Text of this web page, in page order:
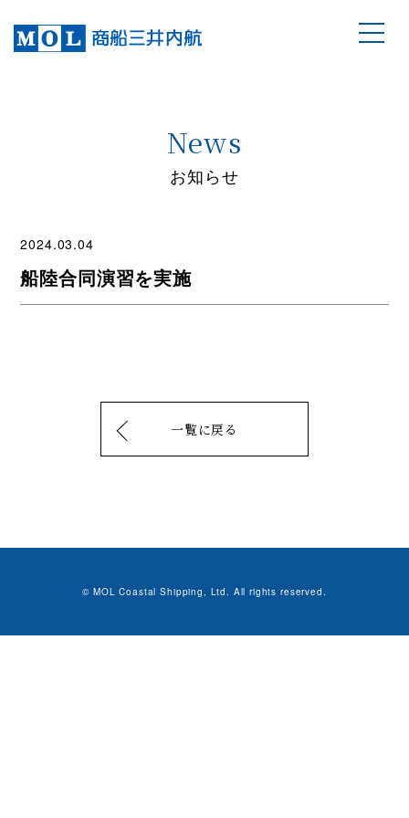
News
お知らせ
2024.03.04
船陸合同演習を実施
一覧に戻る
© MOL Coastal Shipping, Ltd. All rights reserved.